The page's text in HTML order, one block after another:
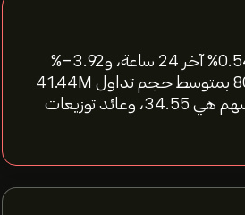
"سعر سهم BP اليوم هو 519.40‎p‎، مما يعكس تغييرًا في السعر بنسبة ‎0.54‎% آخر 24 ساعة، و‎-3.92‎%
خلال الأسبوع الماضي. القيمة السوقية الحالية لسهم BP.L هي 80.3B‎p‎ بمتوسط حجم تداول 41.44M
خلال الأشهر الثلاثة الماضية. نسبة السعر إلى الربح (P/E ratio) لهذا السهم هي 34.55، وعائد توزيعات